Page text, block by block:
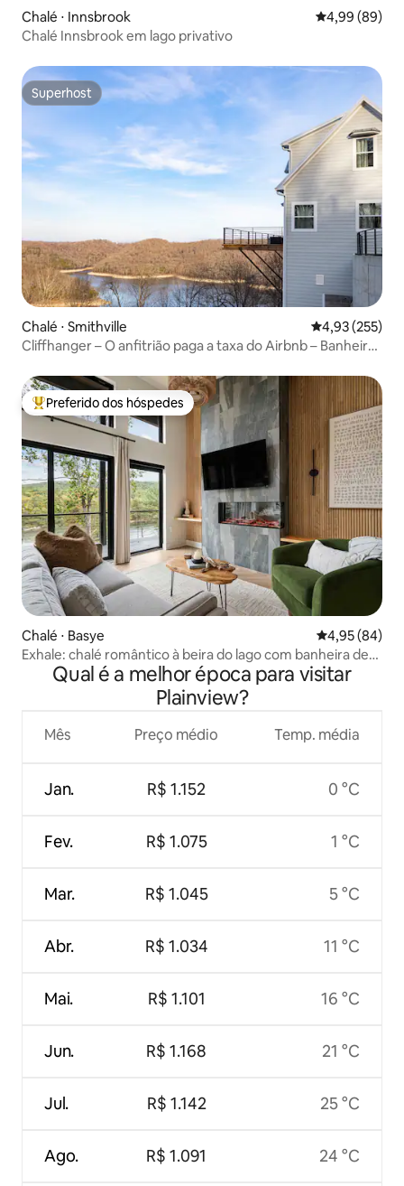
Chalé ⋅ Innsbrook 4,99 de uma
4,99 (89)
Chalé Innsbrook em lago privativo
Superhost
Superhost
Chalé ⋅ Smithville 4,93 de uma
4,93 (255)
Cliffhanger – O anfitrião paga a taxa do Airbnb – Banheira
Entre os melhores preferidos dos hóspedes
Preferido dos hóspedes
Chalé ⋅ Basye 4,95 de uma
4,95 (84)
Exhale: chalé romântico à beira do lago com banheira de
hidromassagem
Qual é a melhor época para visitar
Plainview?
Mês
Jan.
Fev.
Mar.
Abr.
Mai.
Jun.
Jul.
Ago.
Preço médio
R$ 1.152
R$ 1.075
R$ 1.045
R$ 1.034
R$ 1.101
R$ 1.168
R$ 1.142
R$ 1.091
Temp. média
0 °C
1 °C
5 °C
11 °C
16 °C
21 °C
25 °C
24 °C